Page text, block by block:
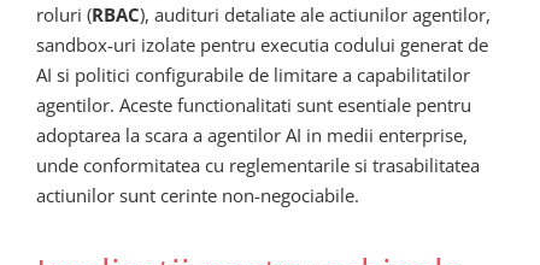
roluri (RBAC), audituri detaliate ale actiunilor agentilor,
sandbox-uri izolate pentru executia codului generat de
AI si politici configurabile de limitare a capabilitatilor
agentilor. Aceste functionalitati sunt esentiale pentru
adoptarea la scara a agentilor AI in medii enterprise,
unde conformitatea cu reglementarile si trasabilitatea
actiunilor sunt cerinte non-negociabile.